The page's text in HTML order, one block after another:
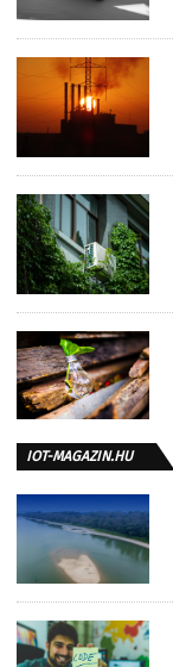
IOT-MAGAZIN.HU